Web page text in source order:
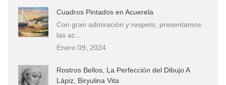
Cuadros Pintados en Acuerela
Con gran admiración y respeto, presentamos
las ac…
Enero 09, 2024
Rostros Bellos, La Perfección del Dibujo A
Lápiz, Biryulina Vita